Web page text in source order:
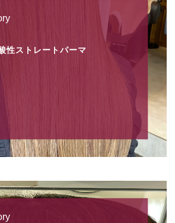
性ストレートパーマ